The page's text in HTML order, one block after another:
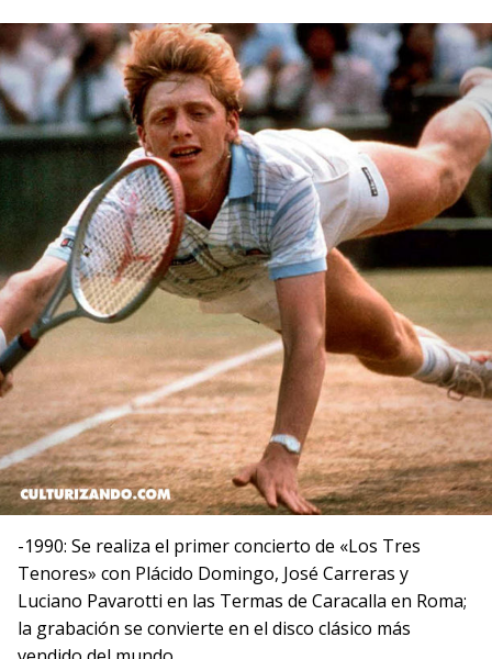
-1990: Se realiza el primer concierto de «Los Tres
Tenores» con Plácido Domingo, José Carreras y
Luciano Pavarotti en las Termas de Caracalla en Roma;
la grabación se convierte en el disco clásico más